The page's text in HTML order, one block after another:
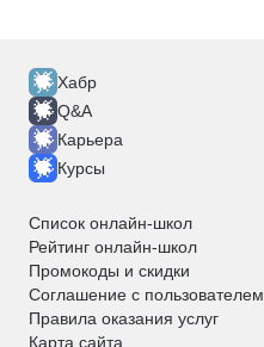
Хабр
Q&A
Карьера
Курсы
Список онлайн-школ
Рейтинг онлайн-школ
Промокоды и скидки
Соглашение с пользователем
Правила оказания услуг
Карта сайта